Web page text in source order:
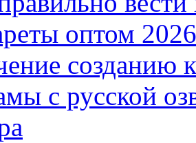
оптом
созданию
с русской